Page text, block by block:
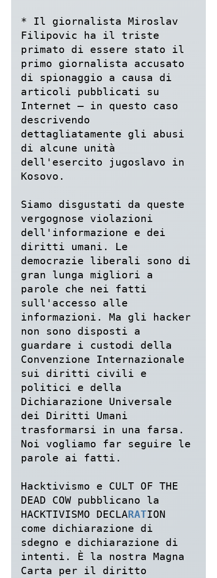
* Il giornalista Miroslav
Filipovic ha il triste
primato di essere stato il
primo giornalista accusato
di spionaggio a causa di
articoli pubblicati su
Internet – in questo caso
descrivendo
dettagliatamente gli abusi
di alcune unità
dell'esercito jugoslavo in
Kosovo.
Siamo disgustati da queste
vergognose violazioni
dell'informazione e dei
diritti umani. Le
democrazie liberali sono di
gran lunga migliori a
parole che nei fatti
sull'accesso alle
informazioni. Ma gli hacker
non sono disposti a
guardare i custodi della
Convenzione Internazionale
sui diritti civili e
politici e della
Dichiarazione Universale
dei Diritti Umani
trasformarsi in una farsa.
Noi vogliamo far seguire le
parole ai fatti.
Hacktivismo e CULT OF THE
DEAD COW pubblicano la
HACKTIVISMO DECLARATION
come dichiarazione di
sdegno e dichiarazione di
intenti. È la nostra Magna
Carta per il diritto